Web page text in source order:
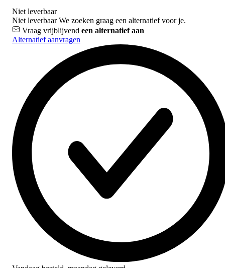
Niet leverbaar
Niet leverbaarWe zoeken graag een alternatief voor je.
Vraag vrijblijvend een alternatief aan
Alternatief aanvragen